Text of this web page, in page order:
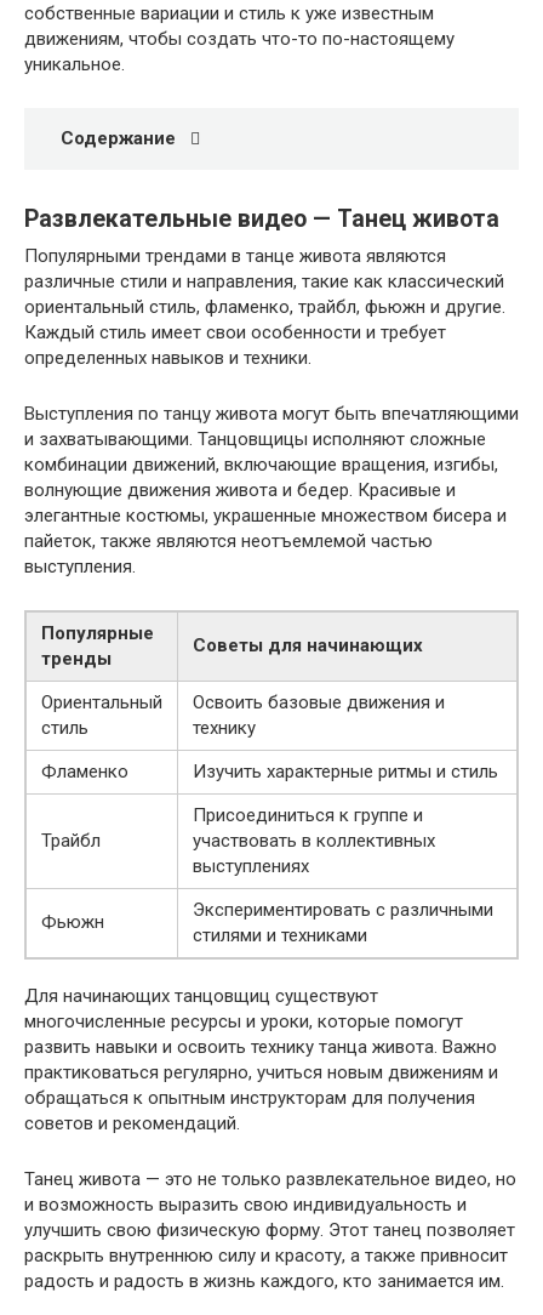
собственные вариации и стиль к уже известным
движениям, чтобы создать что-то по-настоящему
уникальное.
Содержание
Развлекательные видео — Танец живота
Популярными трендами в танце живота являются
различные стили и направления, такие как классический
ориентальный стиль, фламенко, трайбл, фьюжн и другие.
Каждый стиль имеет свои особенности и требует
определенных навыков и техники.
Выступления по танцу живота могут быть впечатляющими
и захватывающими. Танцовщицы исполняют сложные
комбинации движений, включающие вращения, изгибы,
волнующие движения живота и бедер. Красивые и
элегантные костюмы, украшенные множеством бисера и
пайеток, также являются неотъемлемой частью
выступления.
Популярные
тренды
Советы для начинающих
Ориентальный
стиль
Освоить базовые движения и
технику
Фламенко
Изучить характерные ритмы и стиль
Трайбл
Присоединиться к группе и
участвовать в коллективных
выступлениях
Фьюжн
Экспериментировать с различными
стилями и техниками
Для начинающих танцовщиц существуют
многочисленные ресурсы и уроки, которые помогут
развить навыки и освоить технику танца живота. Важно
практиковаться регулярно, учиться новым движениям и
обращаться к опытным инструкторам для получения
советов и рекомендаций.
Танец живота — это не только развлекательное видео, но
и возможность выразить свою индивидуальность и
улучшить свою физическую форму. Этот танец позволяет
раскрыть внутреннюю силу и красоту, а также привносит
радость и радость в жизнь каждого, кто занимается им.